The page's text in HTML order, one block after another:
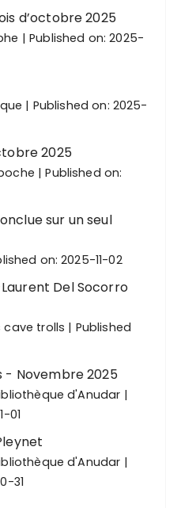
d’octobre 2025
Published on: 2025-
Published on: 2025-
2025
Published on:
sur un seul
on: 2025-11-02
Del Socorro
cave trolls
Published
- Novembre 2025
d'Anudar
01
d'Anudar
31